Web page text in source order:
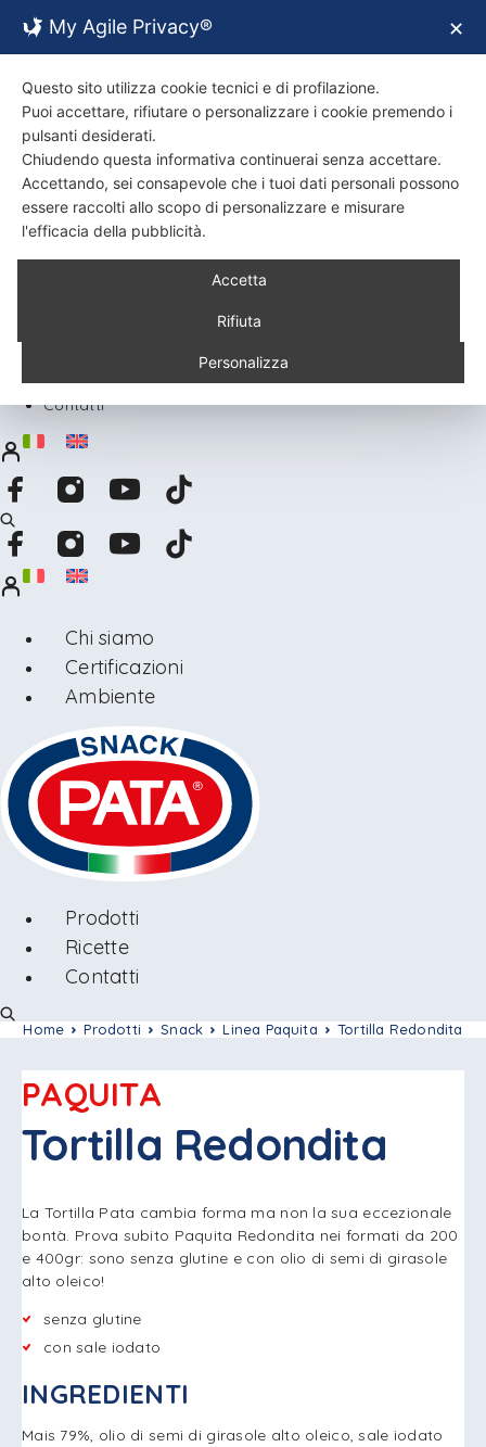
Back
Ricette
Contatti
Chi siamo
Certificazioni
Ambiente
Prodotti
Ricette
Contatti
Home Prodotti Snack Linea Paquita Tortilla Redondita
PAQUITA
Tortilla Redondita
La Tortilla Pata cambia forma ma non la sua eccezionale
bontà. Prova subito Paquita Redondita nei formati da 200
e 400gr: sono senza glutine e con olio di semi di girasole
alto oleico!
senza glutine
con sale iodato
INGREDIENTI
Mais 79%, olio di semi di girasole alto oleico, sale iodato
My Agile Privacy® ✕
Questo sito utilizza cookie tecnici e di profilazione.
Puoi accettare, rifiutare o personalizzare i cookie premendo i
pulsanti desiderati.
Chiudendo questa informativa continuerai senza accettare.
Accettando, sei consapevole che i tuoi dati personali possono
essere raccolti allo scopo di personalizzare e misurare
l'efficacia della pubblicità.
Accetta
Rifiuta
Personalizza